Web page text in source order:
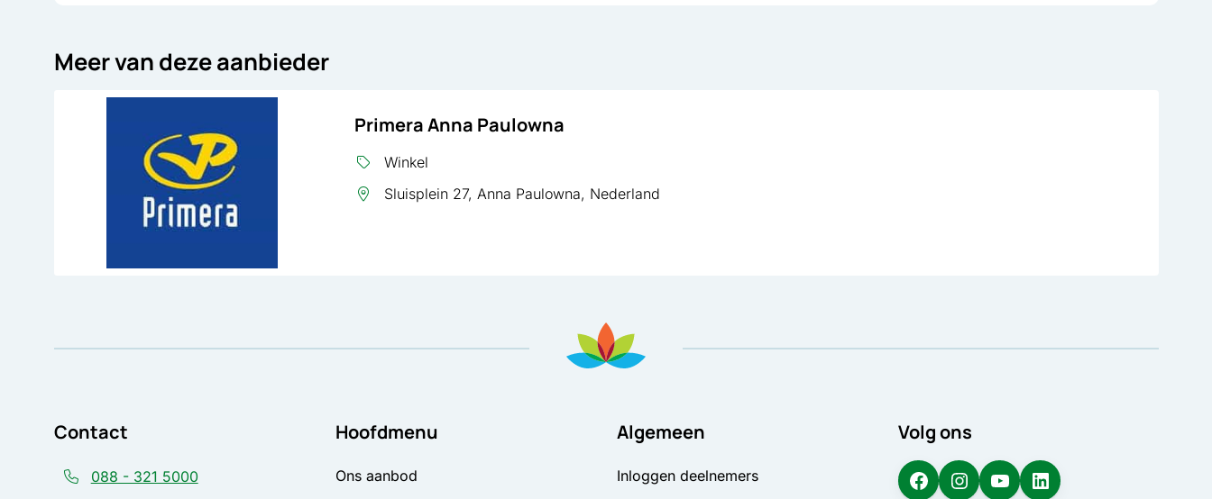
Meer van deze aanbieder
Primera Anna Paulowna
Winkel
Sluisplein 27, Anna Paulowna, Nederland
Contact
088 - 321 5000
Hoofdmenu
Ons aanbod
Algemeen
Inloggen deelnemers
Volg ons
Facebook
Instagram
YouTubeLinkedIn